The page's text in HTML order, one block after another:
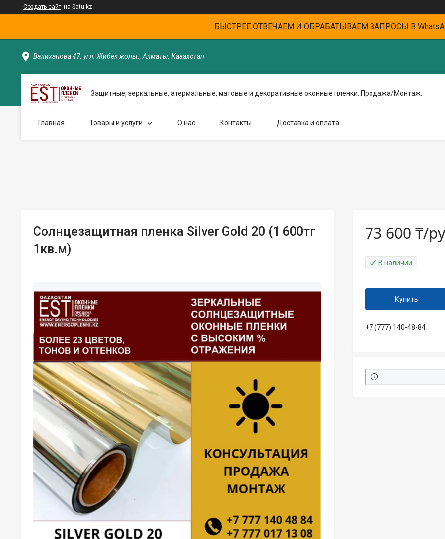
Создать сайт на Satu.kz
БЫСТРЕЕ ОТВЕЧАЕМ И ОБРАБАТЫВАЕМ ЗАПРОСЫ В
Валиханова 47, угл. Жибек жолы., Алматы, Казахстан
Защитные, зеркальные, атермальные, матовые и декоративные оконные пленки. Продажа/Монтаж.
Главная Товары и услуги О нас Контакты Доставка и оплата
Cолнцезащитная пленка Silver Gold 20 (1 600тг
1кв.м)
73 600 ₸/
В наличии
Купить
+7 (777) 140-48-84